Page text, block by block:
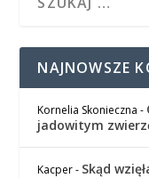
NAJNOWSZE
Kornelia Skonieczna -
jadowitym
Kacper- Skąd